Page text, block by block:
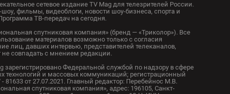
сетевое издание TV Mag для телезрителей России.
фильмы, видеоблоги, новости шоу-бизнеса, спорта и
ТВ-передач на сегодня.
спутниковая компания» (бренд — «Триколор»). Все
материалов возможно только с согласия
лиц, давших интервью, представителей телеканалов,
не совпадать с мнением редакции.
зарегистрировано Федеральной службой по надзору в сфере
технологий и массовых коммуникаций; регистрационный
от 27.07.2021. Главный редактор: Перебейнос М.В.
спутниковая компания», адрес: 196105, Санкт-